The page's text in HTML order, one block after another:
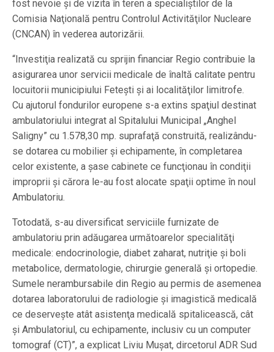
fost nevoie şi de vizita în teren a specialiştilor de la
Comisia Naţională pentru Controlul Activităţilor Nucleare
(CNCAN) în vederea autorizării.
“Investiţia realizată cu sprijin financiar Regio contribuie la
asigurarea unor servicii medicale de înaltă calitate pentru
locuitorii municipiului Feteşti şi ai localităţilor limitrofe.
Cu ajutorul fondurilor europene s-a extins spaţiul destinat
ambulatoriului integrat al Spitalului Municipal „Anghel
Saligny” cu 1.578,30 mp. suprafaţă construită, realizându-
se dotarea cu mobilier şi echipamente, în completarea
celor existente, a şase cabinete ce funcţionau în condiţii
improprii şi cărora le-au fost alocate spaţii optime în noul
Ambulatoriu.
Totodată, s-au diversificat serviciile furnizate de
ambulatoriu prin adăugarea următoarelor specialităţi
medicale: endocrinologie, diabet zaharat, nutriţie şi boli
metabolice, dermatologie, chirurgie generală şi ortopedie.
Sumele nerambursabile din Regio au permis de asemenea
dotarea laboratorului de radiologie şi imagistică medicală
ce deserveşte atât asistenţa medicală spitalicească, cât
şi Ambulatoriul, cu echipamente, inclusiv cu un computer
tomograf (CT)”, a explicat Liviu Muşat, dircetorul ADR Sud